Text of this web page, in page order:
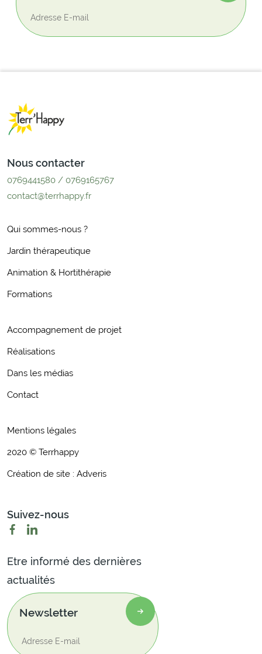
Nous contacter
0769441580 / 0769165767
contact@terrhappy.fr
Qui sommes-nous ?
Jardin thérapeutique
Animation & Hortithérapie
Formations
Accompagnement de projet
Réalisations
Dans les médias
Contact
Mentions légales
2020 © Terrhappy
Création de site : Adveris
Suivez-nous
Etre informé des dernières
actualités
Newsletter